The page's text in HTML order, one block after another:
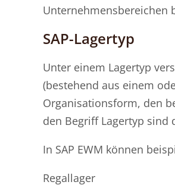
Unternehmensbereichen
SAP-Lagertyp
Unter einem Lagertyp
(bestehend aus einem
Organisationsform, den
den Begriff Lagertyp sind
In SAP EWM können
Regallager